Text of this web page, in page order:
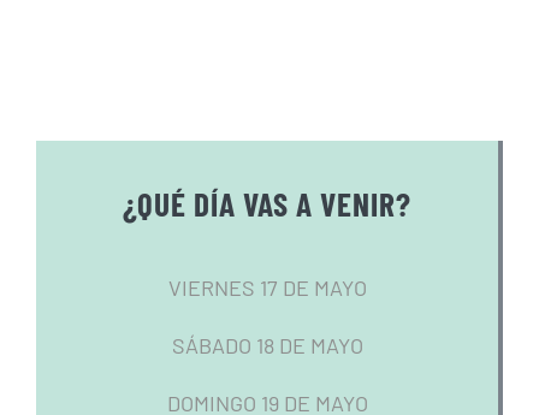
¿QUÉ DÍA VAS A VENIR?
VIERNES 17 DE MAYO
SÁBADO 18 DE MAYO
DOMINGO 19 DE MAYO